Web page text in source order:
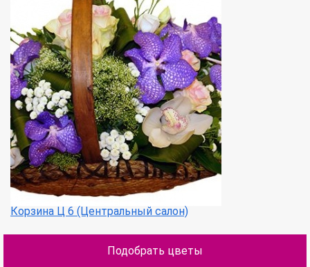
Корзина Ц 6 (Центральный салон)
Подобрать цветы